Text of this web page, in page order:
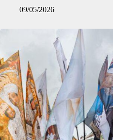
09/05/2026